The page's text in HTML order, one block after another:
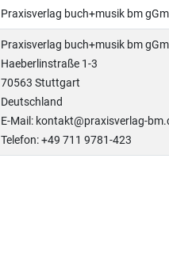
Praxisverlag buch+musik bm
Praxisverlag buch+musik bm
Haeberlinstraße 1-3
70563 Stuttgart
Deutschland
E-Mail: kontakt@praxisverlag-
Telefon: +49 711 9781-423